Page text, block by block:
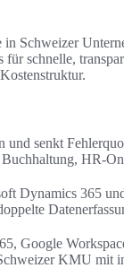
Schweizer
schnelle,
und senkt
HR-
Dynamics 365
Google
KMU mit